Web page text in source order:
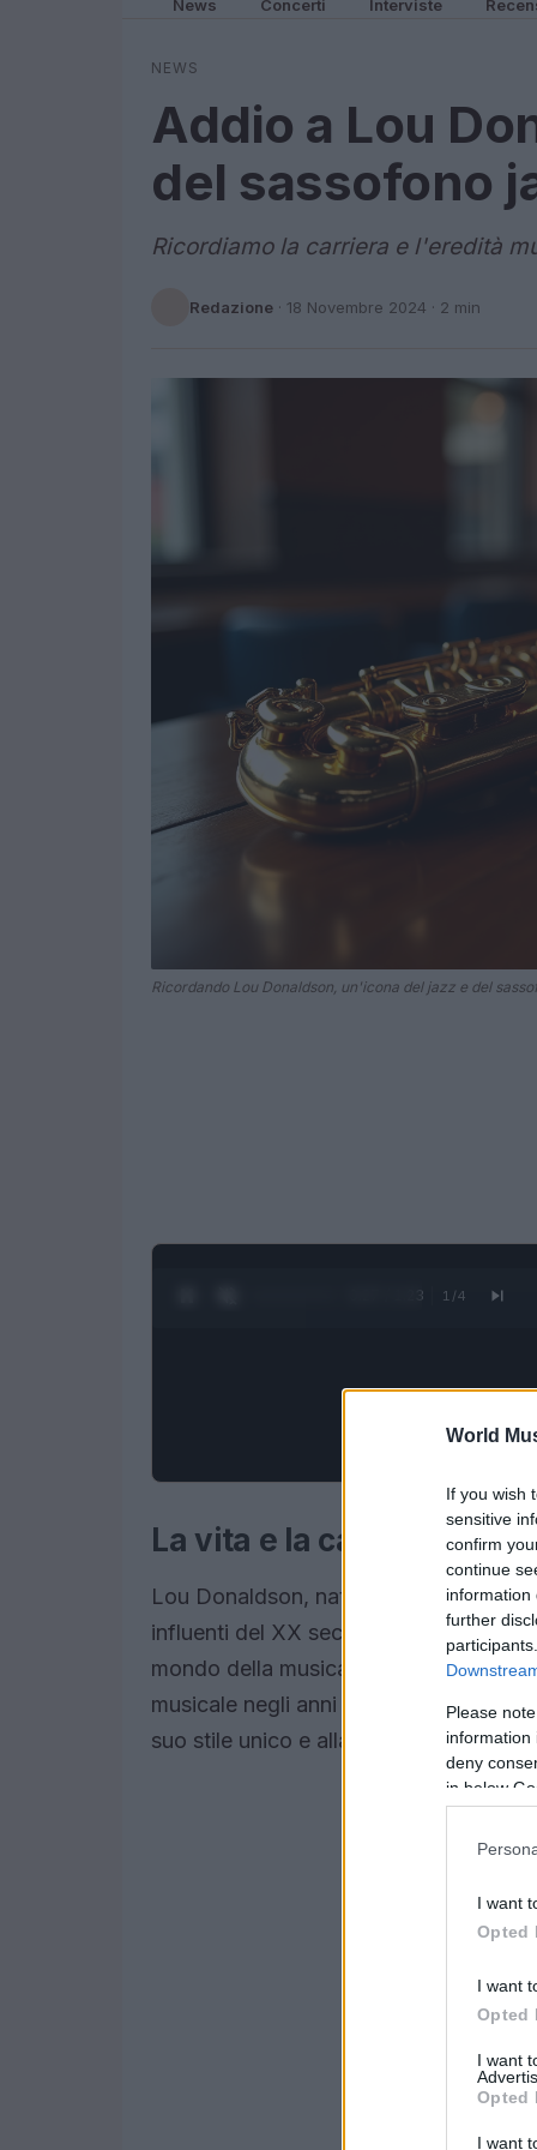
World
If you wish
sensitive
confirm
continue
information
further
Please
information
deny
in below
I want
Opted
I want
Opted
I want
Opted
I want
News Concerti Interviste
NEWS
Addio a Lou
del sassofono
Ricordiamo la carriera e l'eredità
Redazione · 18 Novembre 2024 · 2 min
Ricordando Lou Donaldson, un'icona del jazz e del
0:28 / 1:23 1 /4
La vita e la carriera di
Lou Donaldson, nato nel 1926 in
influenti del XX secolo. Con la sua
mondo della musica perde un vero
musicale negli anni ’50, un periodo
suo stile unico e alla sua abilità nel